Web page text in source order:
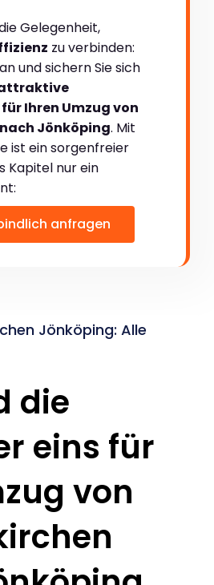
Gelegenheit,
zu verbinden:
und sichern Sie sich
Ihren Umzug von
Jönköping. Mit
ist ein sorgenfreier
Kapitel nur ein
anfragen
Jönköping: Alle
die
eins für
von